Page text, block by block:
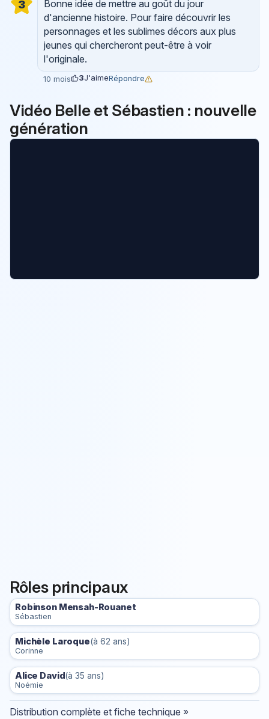
3
Bonne idée de mettre au goût du jour
d'ancienne histoire. Pour faire découvrir les
personnages et les sublimes décors aux plus
jeunes qui chercheront peut-être à voir
l'originale.
10 mois 3J'aimeRépondre
Vidéo Belle et Sébastien : nouvelle
génération
Rôles principaux
Robinson Mensah-Rouanet
Sébastien
Michèle Laroque(à 62 ans)
Corinne
Alice David(à 35 ans)
Noémie
Distribution complète et fiche technique »